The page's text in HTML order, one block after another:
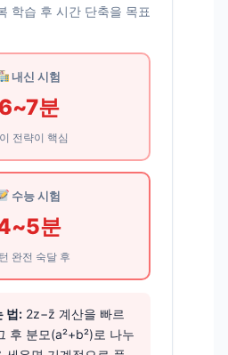
학습 후 시간 단축을 목표
내신 시험
6~7분
전략이 핵심
수능 시험
분
완전 숙달 후
법:2z−z̄ 계산을 빠르
후 분모(a²+b²)로 나누